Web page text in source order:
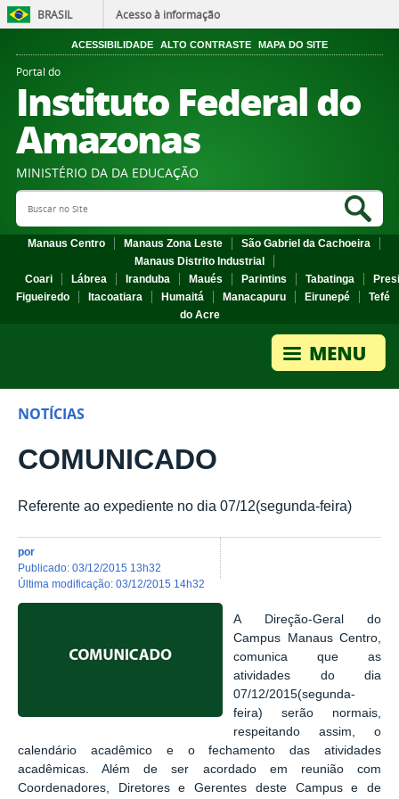
BRASIL Acesso à informação
ACESSIBILIDADE ALTO CONTRASTE MAPA DO SITE
Portal do
Instituto Federal do
Amazonas
MINISTÉRIO DA DA EDUCAÇÃO
Search Site
Manaus Centro Manaus Zona Leste
São Gabriel da Cachoeira
Manaus Distrito Industrial
Coari
Lábrea Iranduba Maués Parintins Tabatinga
Figueiredo
Itacoatiara Humaitá Manacapuru Eirunepé
Tefé
do Acre
NOTÍCIAS
COMUNICADO
Referente ao expediente no dia 07/12(segunda-feira)
por
publicado: 03/12/2015 13h32
última modificação: 03/12/2015 14h32
A Direção-Geral do
Campus Manaus Centro,
comunica que as
atividades do dia
07/12/2015(segunda-
feira) serão normais,
respeitando assim, o
calendário acadêmico e o fechamento das atividades
acadêmicas. Além de ser acordado em reunião com
Coordenadores, Diretores e Gerentes deste Campus e de